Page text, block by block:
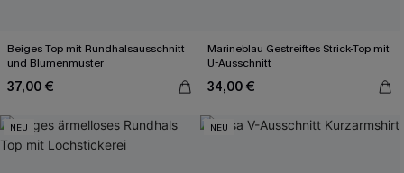
Beiges Top mit Rundhalsausschnitt
und Blumenmuster
37,00 €
Marineblau Gestreiftes Strick-Top mit
U-Ausschnitt
34,00 €
NEU NEU